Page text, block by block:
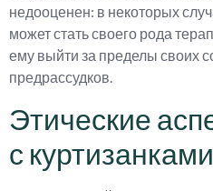
недооценен: в некоторых
может стать своего рода
ему выйти за пределы своих
предрассудков.
Этические
с куртизанками